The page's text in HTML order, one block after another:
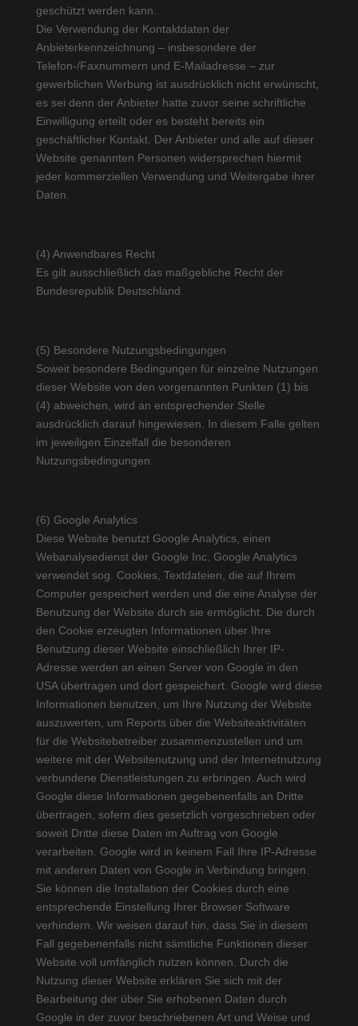
geschützt werden kann.
Die Verwendung der Kontaktdaten der
Anbieterkennzeichnung – insbesondere der
Telefon-/Faxnummern und E-Mailadresse – zur
gewerblichen Werbung ist ausdrücklich nicht erwünscht,
es sei denn der Anbieter hatte zuvor seine schriftliche
Einwilligung erteilt oder es besteht bereits ein
geschäftlicher Kontakt. Der Anbieter und alle auf dieser
Website genannten Personen widersprechen hiermit
jeder kommerziellen Verwendung und Weitergabe ihrer
Daten.
(4) Anwendbares Recht
Es gilt ausschließlich das maßgebliche Recht der
Bundesrepublik Deutschland.
(5) Besondere Nutzungsbedingungen
Soweit besondere Bedingungen für einzelne Nutzungen
dieser Website von den vorgenannten Punkten (1) bis
(4) abweichen, wird an entsprechender Stelle
ausdrücklich darauf hingewiesen. In diesem Falle gelten
im jeweiligen Einzelfall die besonderen
Nutzungsbedingungen.
(6) Google Analytics
Diese Website benutzt Google Analytics, einen
Webanalysedienst der Google Inc. Google Analytics
verwendet sog. Cookies, Textdateien, die auf Ihrem
Computer gespeichert werden und die eine Analyse der
Benutzung der Website durch sie ermöglicht. Die durch
den Cookie erzeugten Informationen über Ihre
Benutzung dieser Website einschließlich Ihrer IP-
Adresse werden an einen Server von Google in den
USA übertragen und dort gespeichert. Google wird diese
Informationen benutzen, um Ihre Nutzung der Website
auszuwerten, um Reports über die Websiteaktivitäten
für die Websitebetreiber zusammenzustellen und um
weitere mit der Websitenutzung und der Internetnutzung
verbundene Dienstleistungen zu erbringen. Auch wird
Google diese Informationen gegebenenfalls an Dritte
übertragen, sofern dies gesetzlich vorgeschrieben oder
soweit Dritte diese Daten im Auftrag von Google
verarbeiten. Google wird in keinem Fall Ihre IP-Adresse
mit anderen Daten von Google in Verbindung bringen.
Sie können die Installation der Cookies durch eine
entsprechende Einstellung Ihrer Browser Software
verhindern. Wir weisen darauf hin, dass Sie in diesem
Fall gegebenenfalls nicht sämtliche Funktionen dieser
Website voll umfänglich nutzen können. Durch die
Nutzung dieser Website erklären Sie sich mit der
Bearbeitung der über Sie erhobenen Daten durch
Google in der zuvor beschriebenen Art und Weise und